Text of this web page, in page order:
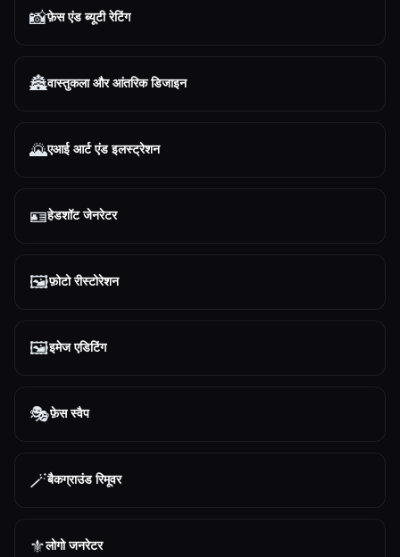
📸फ़ेस एंड ब्यूटी रेटिंग
🏯वास्तुकला और आंतरिक डिजाइन
🌄एआई आर्ट एंड इलस्ट्रेशन
🪪हेडशॉट जेनरेटर
🖼️फ़ोटो रीस्टोरेशन
🖼️इमेज एडिटिंग
🎭फ़ेस स्वैप
🪄बैकग्राउंड रिमूवर
⚜️लोगो जनरेटर